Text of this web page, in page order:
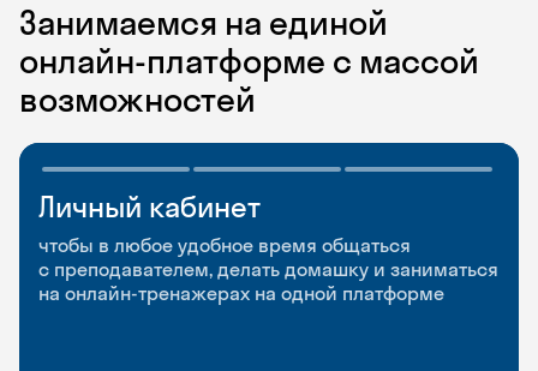
Занимаемся на единой
онлайн-платформе с массой
возможностей
Личный кабинет
чтобы в любое удобное время общаться
с преподавателем, делать домашку и заниматься
на онлайн-тренажерах на одной платформе
Мобильное
приложение
чтобы заниматься и изучать новые слова где
и когда удобно
Разговорные клубы
и Talks
Групповые занятия для разговорной практики
и индивидуальные встречи с преподавателями